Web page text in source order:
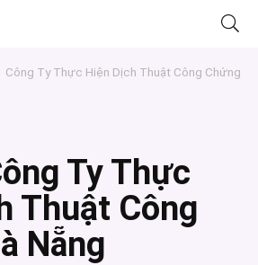
Công Ty Thực Hiện Dịch Thuật Công Chứng
Ty Thực
Thuật Công
Nẵng